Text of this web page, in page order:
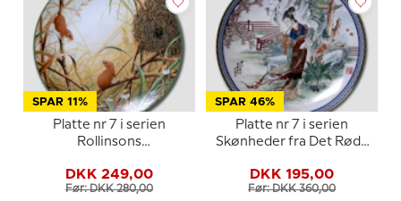
SPAR 11%
Platte nr 7 i serien
Rollinsons
DKK 249,00
Før: DKK 280,00
SPAR 46%
Platte nr 7 i serien
Skønheder fra Det Røde
DKK 195,00
Før: DKK 360,00